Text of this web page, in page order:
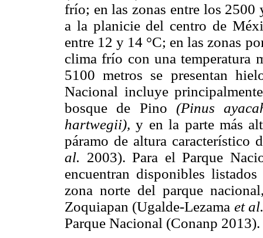
frío; en las zonas entre los 2500
a la planicie del centro de
entre 12 y 14 °C; en las zonas
clima frío con una temperatura
5100 metros se presentan
Nacional incluye
bosque de Pino (Pinus
hartwegii), y en la parte más
páramo de altura característico
al. 2003). Para el Parque
encuentran disponibles
zona norte del parque
Zoquiapan (Ugalde-Lezama et
Parque Nacional (Conanp 2013).